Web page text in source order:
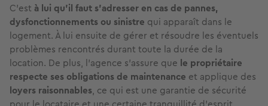
C’est à lui qu’il faut s’adresser en cas de pannes,
dysfonctionnements ou sinistre qui apparaît dans le
logement. À lui ensuite de gérer et résoudre les éventuels
problèmes rencontrés durant toute la durée de la
location. De plus, l'agence s'assure que le propriétaire
respecte ses obligations de maintenance et applique des
loyers raisonnables, ce qui est une garantie de sécurité